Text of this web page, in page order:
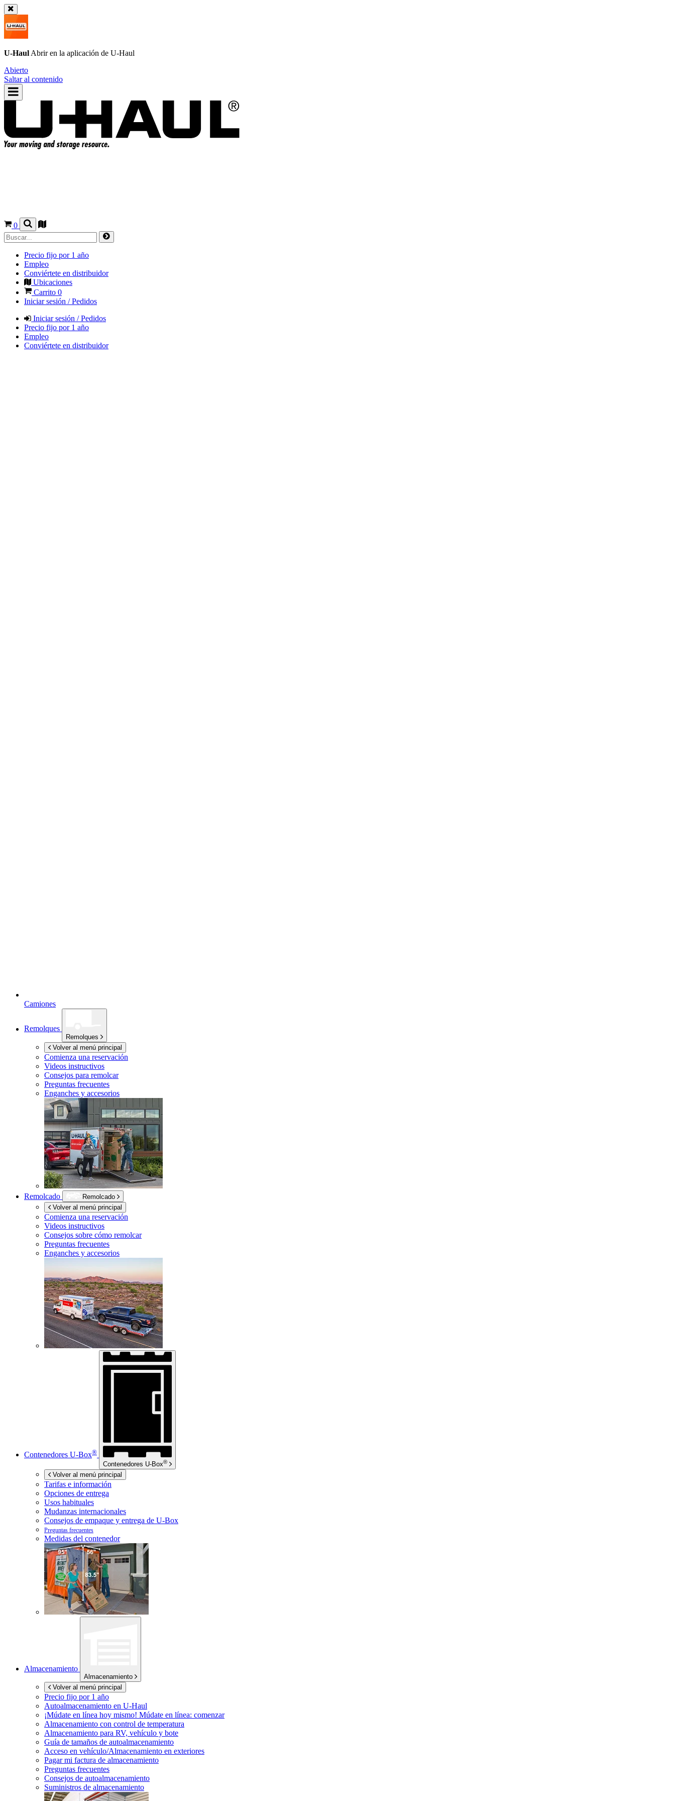
U-Haul Abrir en la aplicación de U-Haul
Abierto
Saltar al contenido
0
Precio fijo por 1 año
Empleo
Conviértete en distribuidor
Ubicaciones
Carrito 0
Iniciar sesión / Pedidos
Iniciar sesión / Pedidos
Precio fijo por 1 año
Empleo
Conviértete en distribuidor
Camiones
Remolques
Remolques
Volver al menú principal
Comienza una reservación
Videos instructivos
Consejos para remolcar
Preguntas frecuentes
Enganches y accesorios
Remolcado
Remolcado
Volver al menú principal
Comienza una reservación
Videos instructivos
Consejos sobre cómo remolcar
Preguntas frecuentes
Enganches y accesorios
Contenedores U-Box®
Contenedores U-Box®
Volver al menú principal
Tarifas e información
Opciones de entrega
Usos habituales
Mudanzas internacionales
Consejos de empaque y entrega de U-Box
Preguntas frecuentes
Medidas del contenedor
Almacenamiento
Almacenamiento
Volver al menú principal
Precio fijo por 1 año
Autoalmacenamiento en U-Haul
¡Múdate en línea hoy mismo! Múdate en línea: comenzar
Almacenamiento con control de temperatura
Almacenamiento para RV, vehículo y bote
Guía de tamaños de autoalmacenamiento
Acceso en vehículo/Almacenamiento en exteriores
Pagar mi factura de almacenamiento
Preguntas frecuentes
Consejos de autoalmacenamiento
Suministros de almacenamiento